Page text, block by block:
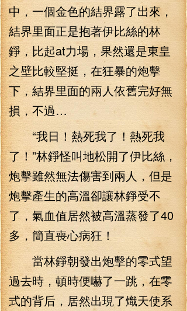
中，一個金色的結界露了出來，
結界里面正是抱著伊比絲的林
錚，比起at力場，果然還是東皇
之壁比較堅挺，在狂暴的炮擊
下，結界里面的兩人依舊完好無
損，不過…
“我日！熱死我了！熱死我
了！”林錚怪叫地松開了伊比絲，
炮擊雖然無法傷害到兩人，但是
炮擊產生的高溫卻讓林錚受不
了，氣血值居然被高溫蒸發了40
多，簡直喪心病狂！
當林錚朝發出炮擊的零式望
過去時，頓時便嚇了一跳，在零
式的背后，居然出現了熾天使系